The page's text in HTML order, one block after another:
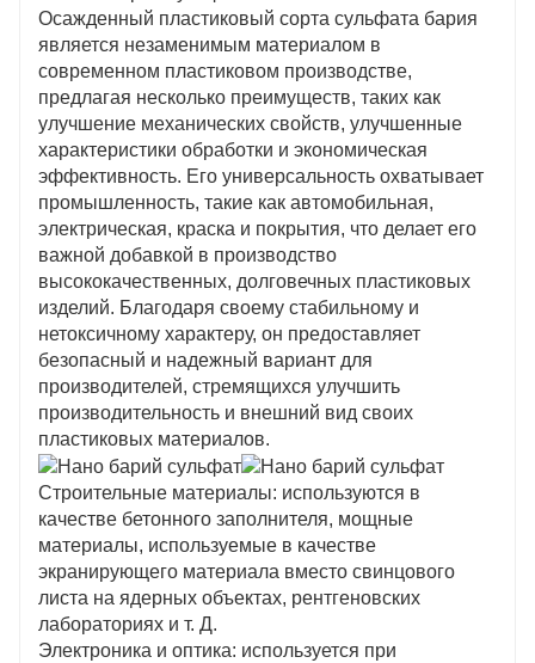
Осажденный пластиковый сорта сульфата бария
является незаменимым материалом в
современном пластиковом производстве,
предлагая несколько преимуществ, таких как
улучшение механических свойств, улучшенные
характеристики обработки и экономическая
эффективность. Его универсальность охватывает
промышленность, такие как автомобильная,
электрическая, краска и покрытия, что делает его
важной добавкой в ​​производство
высококачественных, долговечных пластиковых
изделий. Благодаря своему стабильному и
нетоксичному характеру, он предоставляет
безопасный и надежный вариант для
производителей, стремящихся улучшить
производительность и внешний вид своих
пластиковых материалов.
Строительные материалы: используются в
качестве бетонного заполнителя, мощные
материалы, используемые в качестве
экранирующего материала вместо свинцового
листа на ядерных объектах, рентгеновских
лабораториях и т. Д.
Электроника и оптика: используется при